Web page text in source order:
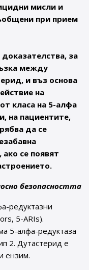
мисли и
при прием
за
между
и въз основа
на
класа на 5-алфа
на пациентите,
да се
се появят
безопасността
редуктазни
5-ARIs).
5-алфа-редуктаза
2. Дутастерид е
ензим.